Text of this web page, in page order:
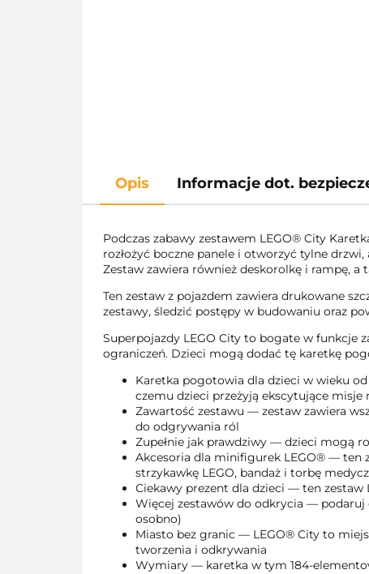
Opis Informacje dot.
Podczas zabawy zestawem LEGO® City
rozłożyć boczne panele i otworzyć tylne
Zestaw zawiera również deskorolkę i rampę,
Ten zestaw z pojazdem zawiera drukowane
zestawy, śledzić postępy w budowaniu oraz
Superpojazdy LEGO City to bogate w funkcje
ograniczeń. Dzieci mogą dodać tę karetkę
Karetka pogotowia dla dzieci w wieku
czemu dzieci przeżyją ekscytujące misje
Zawartość zestawu — zestaw zawiera
do odgrywania ról
Zupełnie jak prawdziwy — dzieci mogą
Akcesoria dla minifigurek LEGO® — ten
strzykawkę LEGO, bandaż i torbę
Ciekawy prezent dla dzieci — ten
Więcej zestawów do odkrycia — podaruj
osobno)
Miasto bez granic — LEGO® City to
tworzenia i odkrywania
Wymiary — karetka w tym 184-